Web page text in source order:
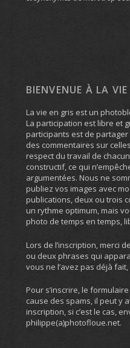
BIENVENUE À LA
La vie en gris est un
La participation est libre et
participants est de
des commentaires sur
respect du travail de
constructif, ce qui
argumentées. Nous ne
publiez vos images avec
publications, deux ou trois
un rythme optimum, mais
photo de temps en temps,
Lors de l’inscription, merci
ou deux phrases qui
vous ne l’avez pas déjà
Pour s’inscrire, le
cause des spams, il peut y
inscription, si c’est le cas,
philippe(a)photofloue.net.